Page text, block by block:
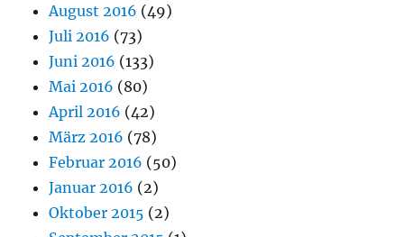
August 2016 (49)
Juli 2016 (73)
Juni 2016 (133)
Mai 2016 (80)
April 2016 (42)
März 2016 (78)
Februar 2016 (50)
Januar 2016 (2)
Oktober 2015 (2)